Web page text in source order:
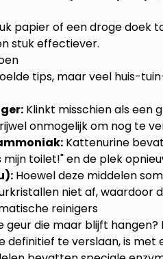
papier of een droge doek
stuk effectiever.
tips, maar veel huis-
Klinkt misschien als een
onmogelijk om nog te
Kattenurine
toilet!" en de plek
Hoewel deze middelen
niet af, waardoor
reinigers
die maar blijft hangen?
definitief te verslaan, is met